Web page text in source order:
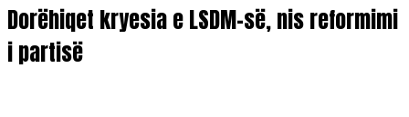
Dorëhiqet kryesia e LSDM-së, nis reformimi
i partisë